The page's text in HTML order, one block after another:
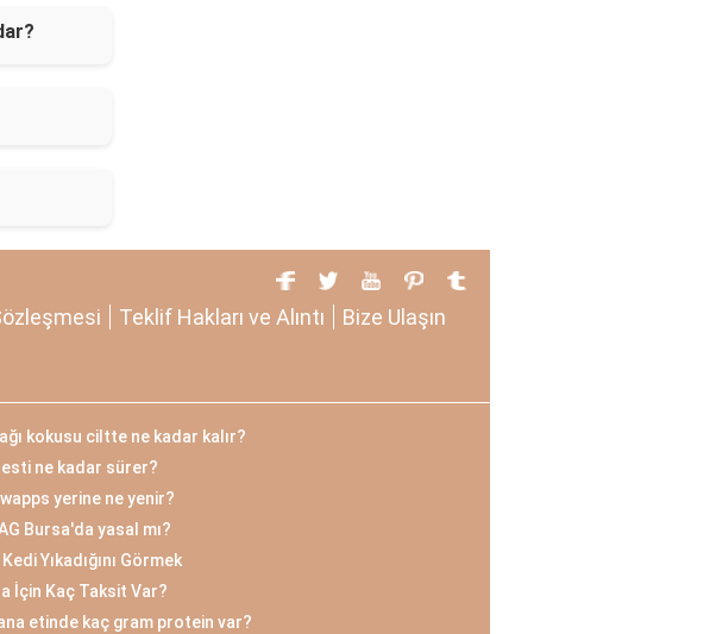
Teklif Hakları ve Alıntı Bize Ulaşın
kokusu ciltte ne kadar kalır?
ne kadar sürer?
yerine ne yenir?
Bursa'da yasal mı?
Yıkadığını Görmek
İçin Kaç Taksit Var?
etinde kaç gram protein var?